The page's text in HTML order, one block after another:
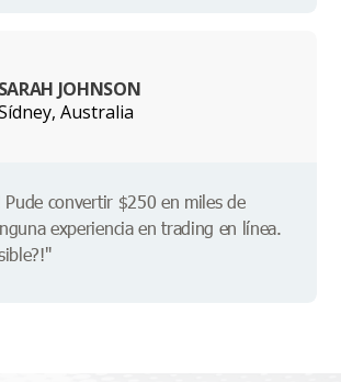
SARAH JOHNSON
Australia
Pude convertir $250 en miles de
experiencia en trading en línea.